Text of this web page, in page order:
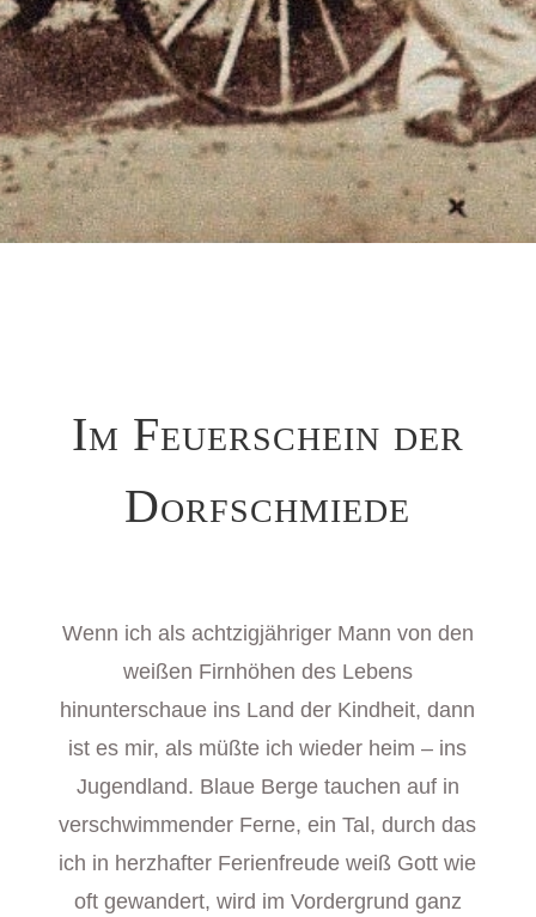
Im Feuerschein der
Dorfschmiede
Wenn ich als achtzigjähriger Mann von den
weißen Firnhöhen des Lebens
hinunterschaue ins Land der Kindheit, dann
ist es mir, als müßte ich wieder heim – ins
Jugendland. Blaue Berge tauchen auf in
verschwimmender Ferne, ein Tal, durch das
ich in herzhafter Ferienfreude weiß Gott wie
oft gewandert, wird im Vordergrund ganz